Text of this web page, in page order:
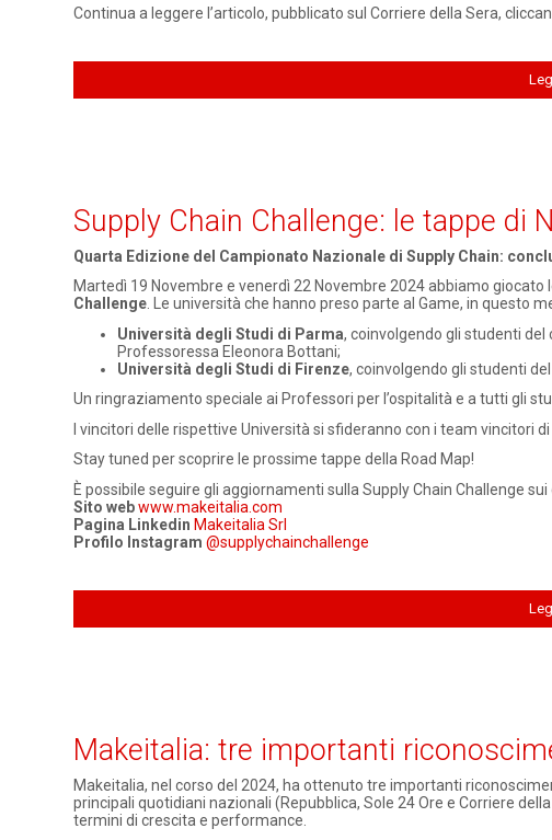
Continua a leggere l’articolo, pubblicato sul Corriere della Sera,
Supply Chain Challenge: le tappe di
Quarta Edizione del Campionato Nazionale di Supply Chain:
Martedì 19 Novembre e venerdì 22 Novembre 2024 abbiamo giocato
Challenge . Le università che hanno preso parte al Game, in questo
Università degli Studi di Parma, coinvolgendo gli studenti del
Professoressa Eleonora Bottani;
Università degli Studi di Firenze, coinvolgendo gli studenti
Un ringraziamento speciale ai Professori per l’ospitalità e a tutti gli
I vincitori delle rispettive Università si sfideranno con i team vincitori
Stay tuned per scoprire le prossime tappe della Road Map!
È possibile seguire gli aggiornamenti sulla Supply Chain Challenge
Sito webwww.makeitalia.com
Pagina Linkedin Makeitalia Srl
Profilo Instagram @supplychainchallenge
Makeitalia: tre importanti
Makeitalia, nel corso del 2024, ha ottenuto tre importanti
principali quotidiani nazionali (Repubblica, Sole 24 Ore e Corriere
termini di crescita e performance.